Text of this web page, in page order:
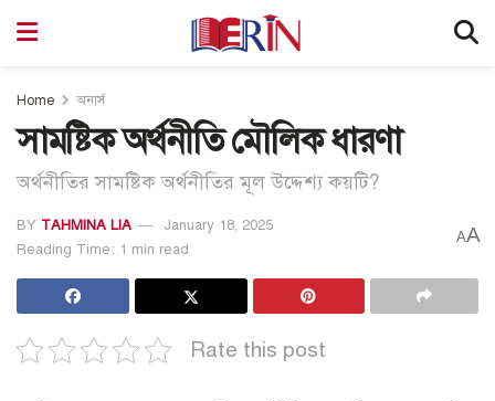
Home অনার্স
সামষ্টিক অর্থনীতি মৌলিক ধারণা
অর্থনীতির সামষ্টিক অর্থনীতির মূল উদ্দেশ্য কয়টি?
BY TAHMINA LIA
January 18, 2025
Reading Time: 1 min read
AA
Rate this post